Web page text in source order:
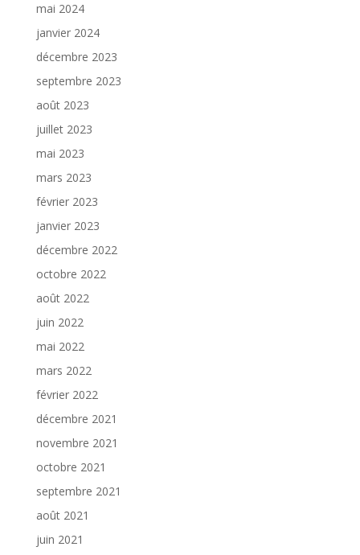
mai 2024
janvier 2024
décembre 2023
septembre 2023
août 2023
juillet 2023
mai 2023
mars 2023
février 2023
janvier 2023
décembre 2022
octobre 2022
août 2022
juin 2022
mai 2022
mars 2022
février 2022
décembre 2021
novembre 2021
octobre 2021
septembre 2021
août 2021
juin 2021